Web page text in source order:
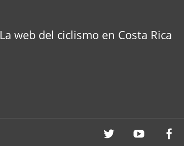
La web del ciclismo en Costa Rica